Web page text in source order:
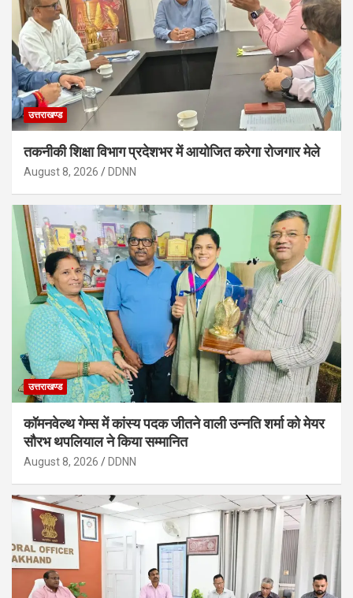
उत्तराखण्ड
तकनीकी शिक्षा विभाग प्रदेशभर में आयोजित करेगा रोजगार मेले
August 8, 2026 DDNN
उत्तराखण्ड
कॉमनवेल्थ गेम्स में कांस्य पदक जीतने वाली उन्नति शर्मा को मेयर
सौरभ थपलियाल ने किया सम्मानित
August 8, 2026 DDNN